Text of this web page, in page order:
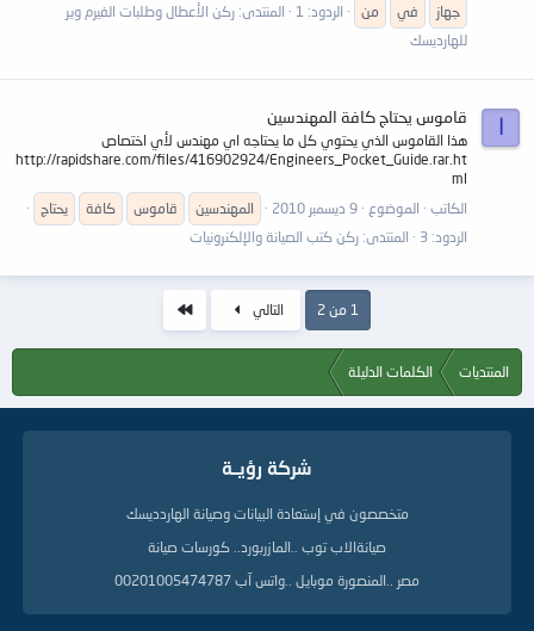
جهاز
في من الردود: 1 المنتدى: ركن الأعطال وطلبات الفيرم وير
للهارديسك
قاموس يحتاج كافة المهندسين
هذا القاموس الذي يحتوي كل ما يحتاجه اي مهندس لأي اختصاص
http://rapidshare.com/files/416902924/Engineers_Pocket_Guide.rar.ht
ml
الكاتب
الموضوع 9 ديسمبر 2010 المهندسين قاموس كافة
يحتاج
الردود: 3
المنتدى: ركن كتب الصيانة والإلكنرونيات
1 من 2 التالي
المنتديات الكلمات الدليلة
شركة رؤيــة
متخصصون في إستعادة البيانات وصيانة الهاردديسك
صيانةالاب توب ..المازربورد.. كورسات صيانة
مصر ..المنصورة موبايل ..واتس آب 00201005474787